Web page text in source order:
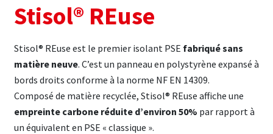
Stisol® REuse
Stisol® REuse est le premier isolant PSE fabriqué sans
matière neuve. C’est un panneau en polystyrène expansé à
bords droits conforme à la norme NF EN 14309.
Composé de matière recyclée, Stisol® REuse affiche une
empreinte carbone réduite d’environ 50% par rapport à
un équivalent en PSE « classique ».